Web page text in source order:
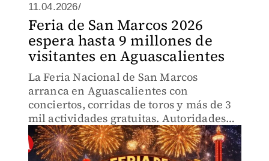
11.04.2026/
Feria de San Marcos 2026
espera hasta 9 millones de
visitantes en Aguascalientes
La Feria Nacional de San Marcos
arranca en Aguascalientes con
conciertos, corridas de toros y más de 3
mil actividades gratuitas. Autoridades
esperan hasta 9 millones de visitantes.